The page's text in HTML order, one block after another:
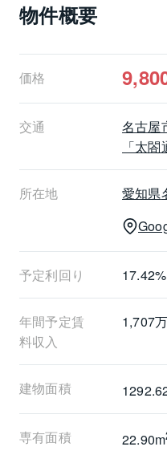
■その他
・境界非明示、売主の契
・容積率をオーバーし
築の際は同規模の建物は
また、建ぺい率をオー
物件概要
価格
交通
名古屋
「太
所在地 愛知県
予定利回り 17.42%
年間予定賃
料収入
1,707
建物面積
専有面積 22.90m